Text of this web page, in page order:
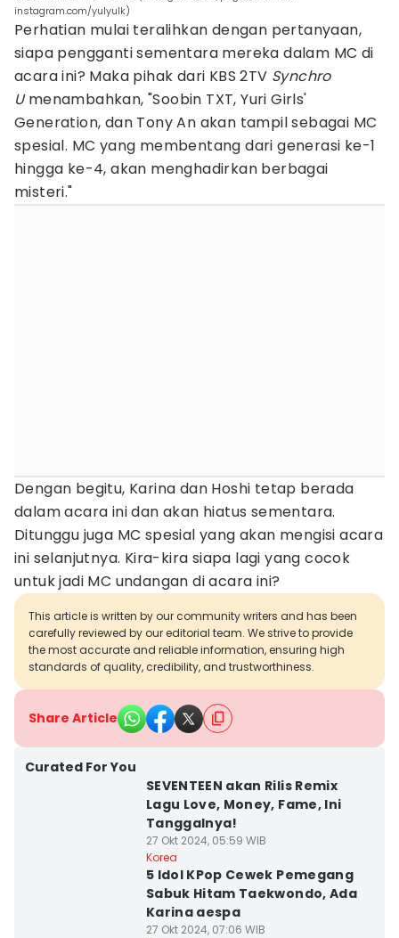
instagram.com/yulyulk)
Perhatian mulai teralihkan dengan pertanyaan,
siapa pengganti sementara mereka dalam MC di
acara ini? Maka pihak dari KBS 2TV Synchro
Umenambahkan, "Soobin TXT, Yuri Girls'
Generation, dan Tony An akan tampil sebagai MC
spesial. MC yang membentang dari generasi ke-1
hingga ke-4, akan menghadirkan berbagai
misteri."
Dengan begitu, Karina dan Hoshi tetap berada
dalam acara ini dan akan hiatus sementara.
Ditunggu juga MC spesial yang akan mengisi acara
ini selanjutnya. Kira-kira siapa lagi yang cocok
untuk jadi MC undangan di acara ini?
This article is written by our community writers and has been
carefully reviewed by our editorial team. We strive to provide
the most accurate and reliable information, ensuring high
standards of quality, credibility, and trustworthiness.
Share Article
Curated For You
SEVENTEEN akan Rilis Remix
Lagu Love, Money, Fame, Ini
Tanggalnya!
27 Okt 2024, 05:59 WIB
Korea
5 Idol KPop Cewek Pemegang
Sabuk Hitam Taekwondo, Ada
Karina aespa
27 Okt 2024, 07:06 WIB